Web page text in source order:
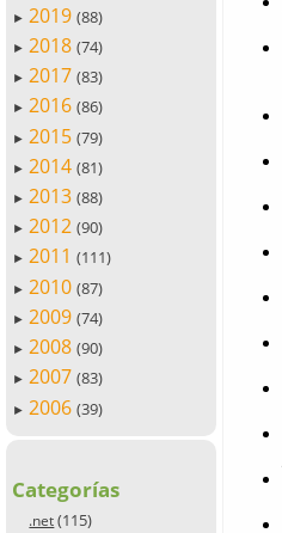
► 2019 (88)
► 2018 (74)
► 2017 (83)
► 2016 (86)
► 2015 (79)
► 2014 (81)
► 2013 (88)
► 2012 (90)
► 2011 (111)
► 2010 (87)
► 2009 (74)
► 2008 (90)
► 2007 (83)
► 2006 (39)
Categorías
.net (115)